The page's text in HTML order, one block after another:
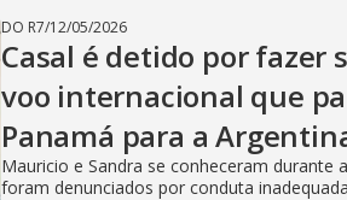
DO R7/12/05/2026
Casal é detido por fazer
voo internacional que
Panamá para a
Mauricio e Sandra se conheceram durante
foram denunciados por conduta inadequada